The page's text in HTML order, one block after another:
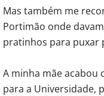
Mas também me
Portimão onde
pratinhos para puxar
A minha mãe
para a Universidade,